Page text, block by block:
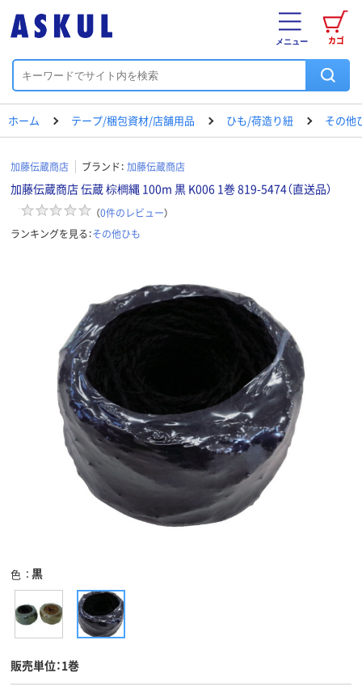
カゴ
メニュー
ホーム テープ/梱包資材/店舗用品 ひも/荷造り紐 その他
加藤伝蔵商店 ブランド： 加藤伝蔵商店
加藤伝蔵商店 伝蔵 棕櫚縄 100m 黒 K006 1巻 819-5474（直送品）
（0件のレビュー）
ランキングを見る：その他ひも
色 黒
販売単位：1巻